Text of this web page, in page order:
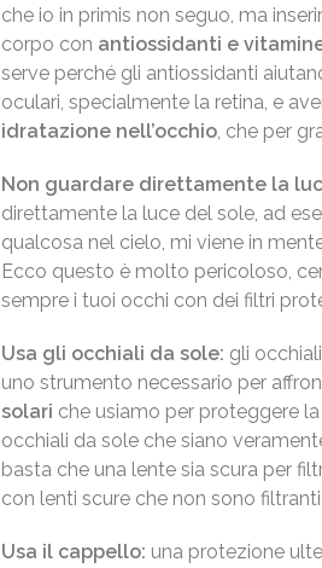
che io in primis non seguo, ma
corpo con antiossidanti e
serve perché gli antiossidanti
oculari, specialmente la retina, e
idratazione nell’occhio, che per
Non guardare direttamente la
direttamente la luce del sole, ad
qualcosa nel cielo, mi viene in
Ecco questo è molto pericoloso,
sempre i tuoi occhi con dei filtri
Usa gli occhiali da sole: gli
uno strumento necessario per
solari che usiamo per proteggere
occhiali da sole che siano
basta che una lente sia scura per
con lenti scure che non sono
Usa il cappello: una protezione